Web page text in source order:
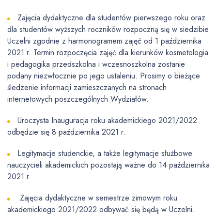
Zajęcia dydaktyczne dla studentów pierwszego roku oraz
dla studentów wyższych roczników rozpoczną się w siedzibie
Uczelni zgodnie z harmonogramem zajęć od 1 października
2021 r. Termin rozpoczęcia zajęć dla kierunków kosmetologia
i pedagogika przedszkolna i wczesnoszkolna zostanie
podany niezwłocznie po jego ustaleniu. Prosimy o bieżące
śledzenie informacji zamieszczanych na stronach
internetowych poszczególnych Wydziałów.
Uroczysta Inauguracja roku akademickiego 2021/2022
odbędzie się 8 października 2021 r.
Legitymacje studenckie, a także legitymacje służbowe
nauczycieli akademickich pozostają ważne do 14 października
2021 r.
Zajęcia dydaktyczne w semestrze zimowym roku
akademickiego 2021/2022 odbywać się będą w Uczelni.